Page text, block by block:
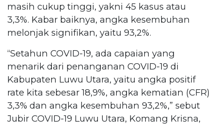
masih cukup tinggi, yakni 45 kasus atau
3,3%. Kabar baiknya, angka kesembuhan
melonjak signifikan, yaitu 93,2%.
“Setahun COVID-19, ada capaian yang
menarik dari penanganan COVID-19 di
Kabupaten Luwu Utara, yaitu angka positif
rate kita sebesar 18,9%, angka kematian (CFR)
3,3% dan angka kesembuhan 93,2%,” sebut
Jubir COVID-19 Luwu Utara, Komang Krisna,